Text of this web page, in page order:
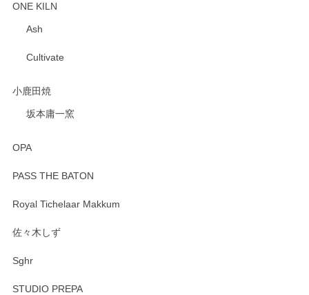
ONE KILN
Ash
Cultivate
小鹿田焼
坂本庸一窯
OPA
PASS THE BATON
Royal Tichelaar Makkum
佐々木しず
Sghr
STUDIO PREPA